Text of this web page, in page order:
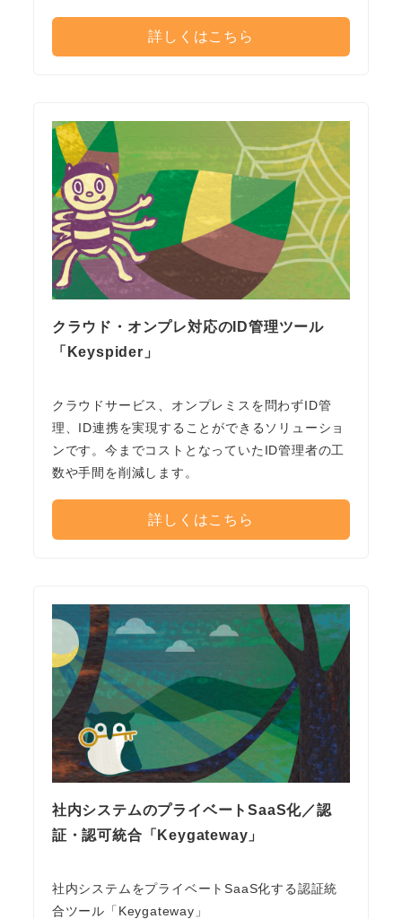
詳しくはこちら
クラウド・オンプレ対応のID管理ツール
「Keyspider」
クラウドサービス、オンプレミスを問わずID管
理、ID連携を実現することができるソリューショ
ンです。今までコストとなっていたID管理者の工
数や手間を削減します。
詳しくはこちら
社内システムのプライベートSaaS化／認
証・認可統合「Keygateway」
社内システムをプライベートSaaS化する認証統
合ツール「Keygateway」